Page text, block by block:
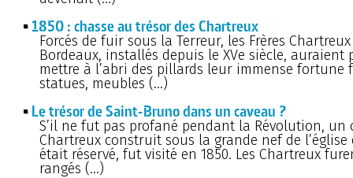
1850 : chasse au trésor des Chartreux
Forcés de fuir sous la Terreur, les Frères
Bordeaux, installés depuis le XVe siècle, auraient
mettre à l’abri des pillards leur immense fortune
statues, meubles (…)
Le trésor de Saint-Bruno dans un caveau ?
S’il ne fut pas profané pendant la Révolution, un
Chartreux construit sous la grande nef de
était réservé, fut visité en 1850. Les Chartreux
rangés (…)